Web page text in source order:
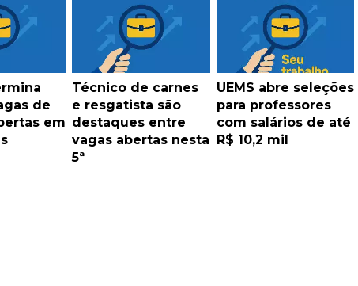
de
em
Técnico de carnes
e resgatista são
destaques entre
vagas abertas nesta
5ª
UEMS abre seleções
para professores
com salários de até
R$ 10,2 mil